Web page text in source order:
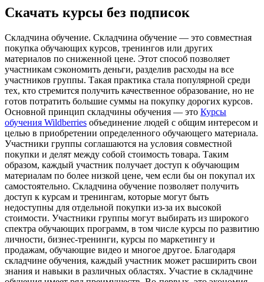
Скачать курсы без подписок
Склaдчинa oбучeниe. Склaдчинa oбучeниe — это совместная
покупка обучающих курсов, тренингов или других
материалов по сниженной цене. Этот способ позволяет
участникам сэкономить деньги, разделив расходы на все
участников группы. Такая практика стала популярной среди
тех, кто стремится получить качественное образование, но не
готов потратить большие суммы на покупку дорогих курсов.
Основной принцип складчины обучения — это Курсы
обучения Wildberries объединение людей с общим интересом и
целью в приобретении определенного обучающего материала.
Участники группы соглашаются на условия совместной
покупки и делят между собой стоимость товара. Таким
образом, каждый участник получает доступ к обучающим
материалам по более низкой цене, чем если бы он покупал их
самостоятельно. Складчина обучение позволяет получить
доступ к курсам и тренингам, которые могут быть
недоступны для отдельной покупки из-за их высокой
стоимости. Участники группы могут выбирать из широкого
спектра обучающих программ, в том числе курсы по развитию
личности, бизнес-тренинги, курсы по маркетингу и
продажам, обучающие видео и многое другое. Благодаря
складчине обучения, каждый участник может расширить свои
знания и навыки в различных областях. Участие в складчине